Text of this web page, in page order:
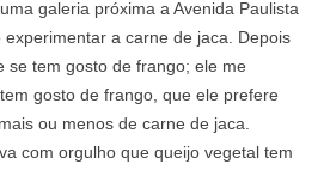
galeria próxima a Avenida Paulista
a carne de jaca. Depois
se tem gosto de frango; ele me
gosto de frango, que ele prefere
ou menos de carne de jaca.
com orgulho que queijo vegetal tem